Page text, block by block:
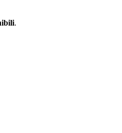
.